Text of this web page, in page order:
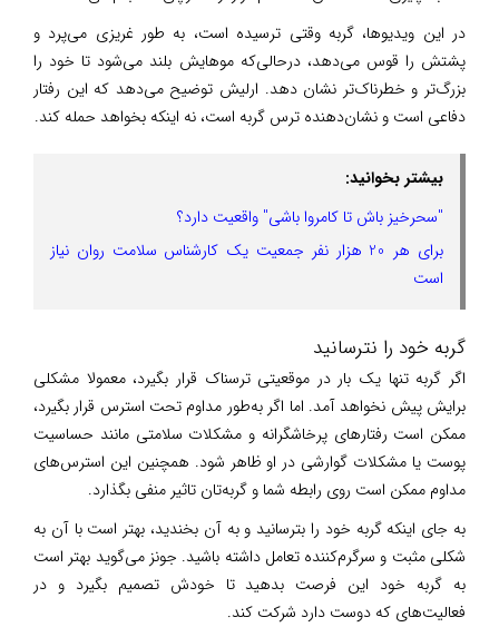
در این ویدیوها، گربه وقتی ترسیده است، به طور غریزی می‌پرد و
پشتش را قوس می‌دهد، درحالی‌که موهایش بلند می‌شود تا خود را
بزرگ‌تر و خطرناک‌تر نشان دهد. ارلیش توضیح می‌دهد که این رفتار
دفاعی است و نشان‌دهنده ترس گربه است، نه اینکه بخواهد حمله کند.
بیشتر بخوانید:
"سحرخیز باش تا کامروا باشی" واقعیت دارد؟
برای هر 20 هزار نفر جمعیت یک کارشناس سلامت روان نیاز
است
گربه خود را نترسانید
اگر گربه تنها یک بار در موقعیتی ترسناک قرار بگیرد، معمولا مشکلی
برایش پیش نخواهد آمد. اما اگر به‌طور مداوم تحت استرس قرار بگیرد،
ممکن است رفتارهای پرخاشگرانه و مشکلات سلامتی مانند حساسیت
پوست یا مشکلات گوارشی در او ظاهر شود. همچنین این استرس‌های
مداوم ممکن است روی رابطه شما و گربه‌تان تاثیر منفی بگذارد.
به جای اینکه گربه‌ خود را بترسانید و به آن‌ بخندید، بهتر است با آن‌ به
شکلی مثبت و سرگرم‌کننده تعامل داشته باشید. جونز می‌گوید بهتر است
به گربه‌ خود این فرصت بدهید تا خودش تصمیم بگیرد و در
فعالیت‌های که دوست دارد شرکت کند.